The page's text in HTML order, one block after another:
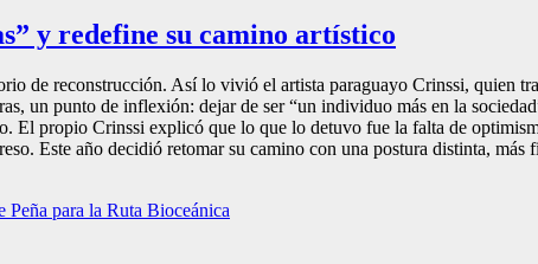
y redefine su camino artístico
de reconstrucción. Así lo vivió el artista paraguayo Crinssi, quien
un punto de inflexión: dejar de ser “un individuo más en la
El propio Crinssi explicó que lo que lo detuvo fue la falta de
Este año decidió retomar su camino con una postura distinta, más